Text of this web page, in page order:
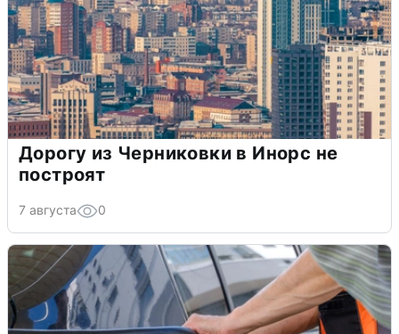
Дорогу из Черниковки в Инорс не
построят
7 августа 0